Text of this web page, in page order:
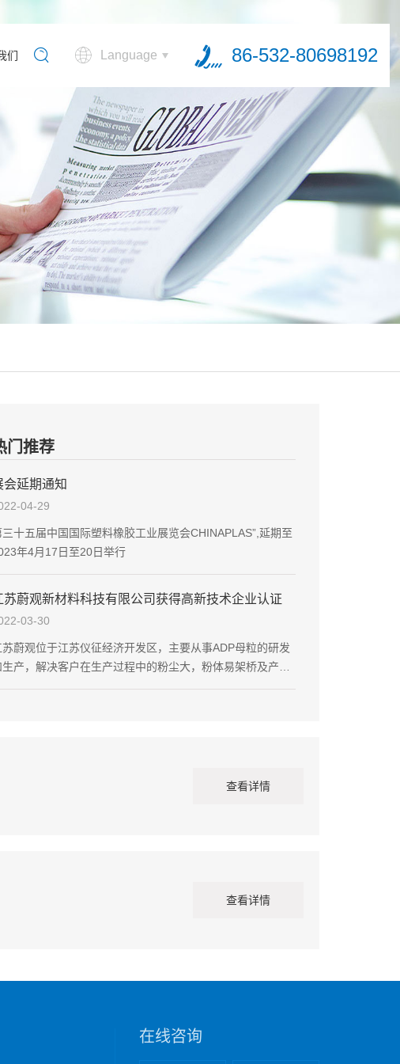
86-532-80698192
Language
们
门推荐
会延期通知
04-29
三十五届中国国际塑料橡胶工业展览会CHINAPLAS”,延期至
年4月17日至20日举行
苏蔚观新材料科技有限公司获得高新技术企业认证
03-30
苏蔚观位于江苏仪征经济开发区，主要从事ADP母粒的研发
生产，解决客户在生产过程中的粉尘大，粉体易架桥及产量
查看详情
查看详情
在线咨询